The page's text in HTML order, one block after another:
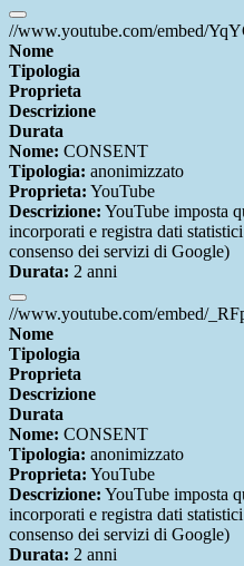
//www.youtube.com/embed/
Nome
Tipologia
Proprieta
Descrizione
Durata
Nome: CONSENT
Tipologia: anonimizzato
Proprieta: YouTube
Descrizione: YouTube imposta
incorporati e registra dati
consenso dei servizi di Google)
Durata: 2 anni
//www.youtube.com/embed/
Nome
Tipologia
Proprieta
Descrizione
Durata
Nome: CONSENT
Tipologia: anonimizzato
Proprieta: YouTube
Descrizione: YouTube imposta
incorporati e registra dati
consenso dei servizi di Google)
Durata: 2 anni